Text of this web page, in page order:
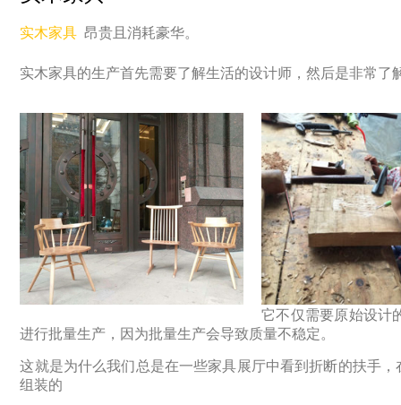
实木家具 昂贵且消耗豪华。
实木家具的生产首先需要了解生活的设计师，然后是非常了
它不仅需要原始设计
进行批量生产，因为批量生产会导致质量不稳定。
这就是为什么我们总是在一些家具展厅中看到折断的扶手
组装的